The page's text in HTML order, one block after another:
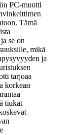
PC-muotti
Tämä
se on
mikä
ja
tarjoaa
korkean
tiukat